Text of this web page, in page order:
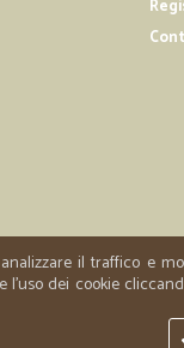
il traffico e
dei cookie